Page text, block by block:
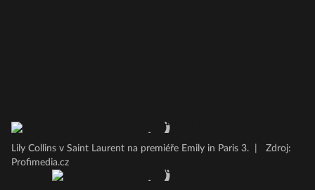
Lily Collins v Saint Laurent na premiéře Emily in Paris 3.
Zdroj:
Profimedia.cz